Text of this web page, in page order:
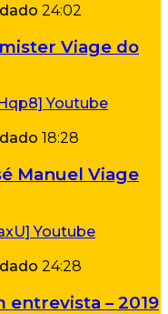
24:02
Viage do
18:28
Manuel Viage
24:28
entrevista – 2019